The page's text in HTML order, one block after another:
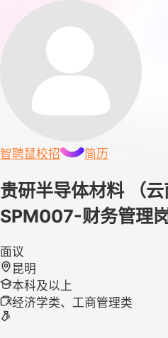
智聘鼠校招 简历
贵研半导体材料 （
SPM007-财务管理
面议
昆明
本科及以上
经济学类、工商管理类